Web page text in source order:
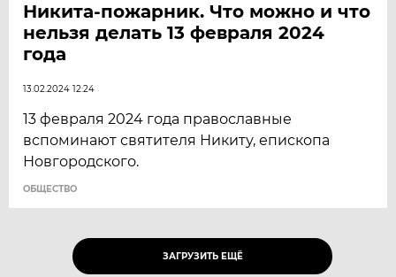
Никита-пожарник. Что можно и что
нельзя делать 13 февраля 2024
года
13.02.2024 12:24
13 февраля 2024 года православные
вспоминают святителя Никиту, епископа
Новгородского.
ОБЩЕСТВО
ЗАГРУЗИТЬ ЕЩЁ